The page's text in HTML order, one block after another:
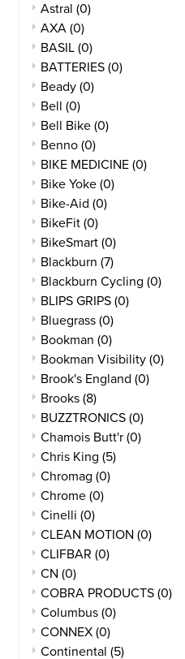
Astral (0)
AXA (0)
BASIL (0)
BATTERIES (0)
Beady (0)
Bell (0)
Bell Bike (0)
Benno (0)
BIKE MEDICINE (0)
Bike Yoke (0)
Bike-Aid (0)
BikeFit (0)
BikeSmart (0)
Blackburn (7)
Blackburn Cycling (0)
BLIPS GRIPS (0)
Bluegrass (0)
Bookman (0)
Bookman Visibility (0)
Brook's England (0)
Brooks (8)
BUZZTRONICS (0)
Chamois Butt'r (0)
Chris King (5)
Chromag (0)
Chrome (0)
Cinelli (0)
CLEAN MOTION (0)
CLIFBAR (0)
CN (0)
COBRA PRODUCTS (0)
Columbus (0)
CONNEX (0)
Continental (5)